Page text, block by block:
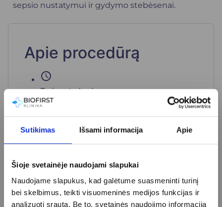
Sutikimas Išsami informacija Apie
Šioje svetainėje naudojami slapukai
Naudojame slapukus, kad galėtume suasmeninti turinį
bei skelbimus, teikti visuomeninės medijos funkcijas ir
analizuoti srautą. Be to, svetainės naudojimo informaciją
sepsio nustatymui ir gydymo stebėsenai.
Apie procedūrą
schedule
Tyrimo trukmė
10-15 min.
info
Pasiruošimas
Specialaus pasiruošimo nereikia.
Kainoraštis